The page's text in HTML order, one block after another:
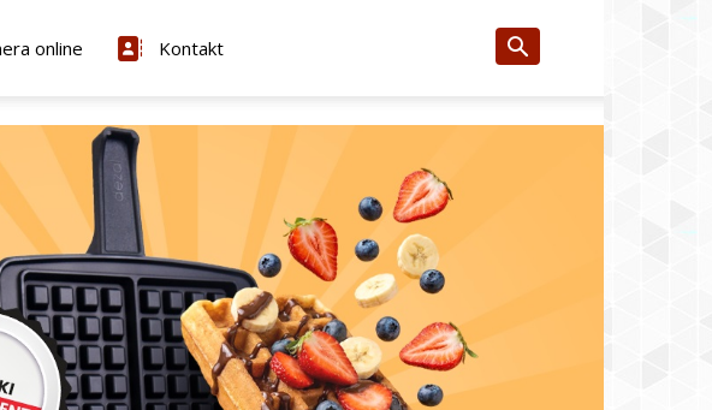
online Kontakt